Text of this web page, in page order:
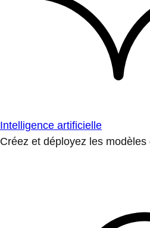
Intelligence artificielle
Créez et déployez les